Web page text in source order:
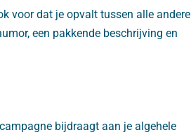
voor dat je opvalt tussen alle andere
een pakkende beschrijving en
bijdraagt aan je algehele